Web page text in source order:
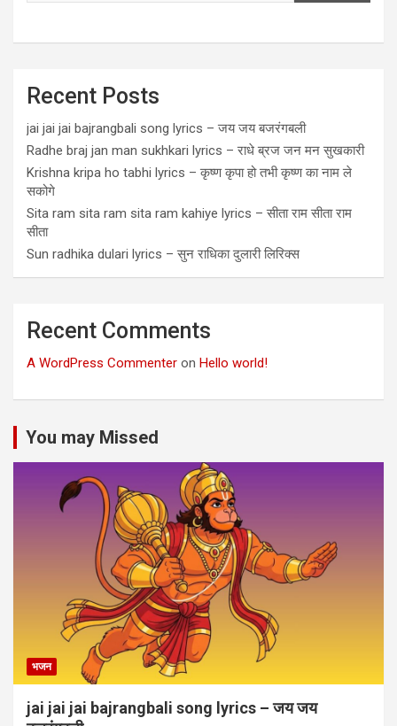
Recent Posts
jai jai jai bajrangbali song lyrics – जय जय बजरंगबली
Radhe braj jan man sukhkari lyrics – राधे ब्रज जन मन सुखकारी
Krishna kripa ho tabhi lyrics – कृष्ण कृपा हो तभी कृष्ण का नाम ले
सकोगे
Sita ram sita ram sita ram kahiye lyrics – सीता राम सीता राम
सीता
Sun radhika dulari lyrics – सुन राधिका दुलारी लिरिक्स
Recent Comments
A WordPress Commenter on Hello world!
You may Missed
भजन
jai jai jai bajrangbali song lyrics – जय जय